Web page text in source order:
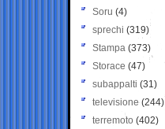
Soru (4)
sprechi (319)
Stampa (373)
Storace (47)
subappalti (31)
televisione(244)
terremoto (402)